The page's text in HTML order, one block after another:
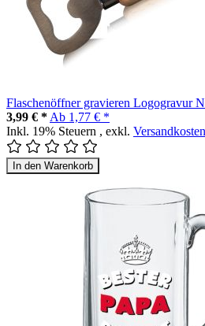
Flaschenöffner gravieren Logogravur
3,99 € * Ab 1,77 € *
Inkl. 19% Steuern , exkl. Versandkosten
In den Warenkorb